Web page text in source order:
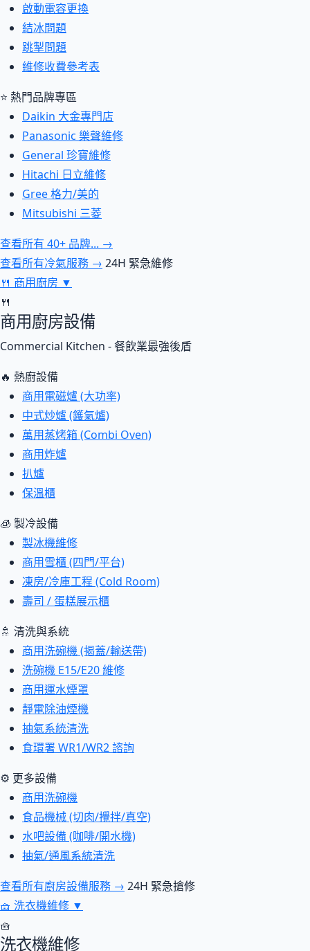
啟動電容更換
結冰問題
跳掣問題
維修收費參考表
⭐ 熱門品牌專區
Daikin 大金專門店
Panasonic 樂聲維修
General 珍寶維修
Hitachi 日立維修
Gree 格力/美的
Mitsubishi 三菱
查看所有 40+ 品牌... →
查看所有冷氣服務 → 24H 緊急維修
🍴 商用廚房 ▼
🍴
商用廚房設備
Commercial Kitchen - 餐飲業最強後盾
🔥 熱廚設備
商用電磁爐 (大功率)
中式炒爐 (鑊氣爐)
萬用蒸烤箱 (Combi Oven)
商用炸爐
扒爐
保溫櫃
🧊 製冷設備
製冰機維修
商用雪櫃 (四門/平台)
凍房/冷庫工程 (Cold Room)
壽司 / 蛋糕展示櫃
🚿 清洗與系統
商用洗碗機 (揭蓋/輸送帶)
洗碗機 E15/E20 維修
商用運水煙罩
靜電除油煙機
抽氣系統清洗
食環署 WR1/WR2 諮詢
⚙ 更多設備
商用洗碗機
食品機械 (切肉/攪拌/真空)
水吧設備 (咖啡/開水機)
抽氣/通風系統清洗
查看所有廚房設備服務 → 24H 緊急搶修
🧺 洗衣機維修 ▼
🧺
洗衣機維修